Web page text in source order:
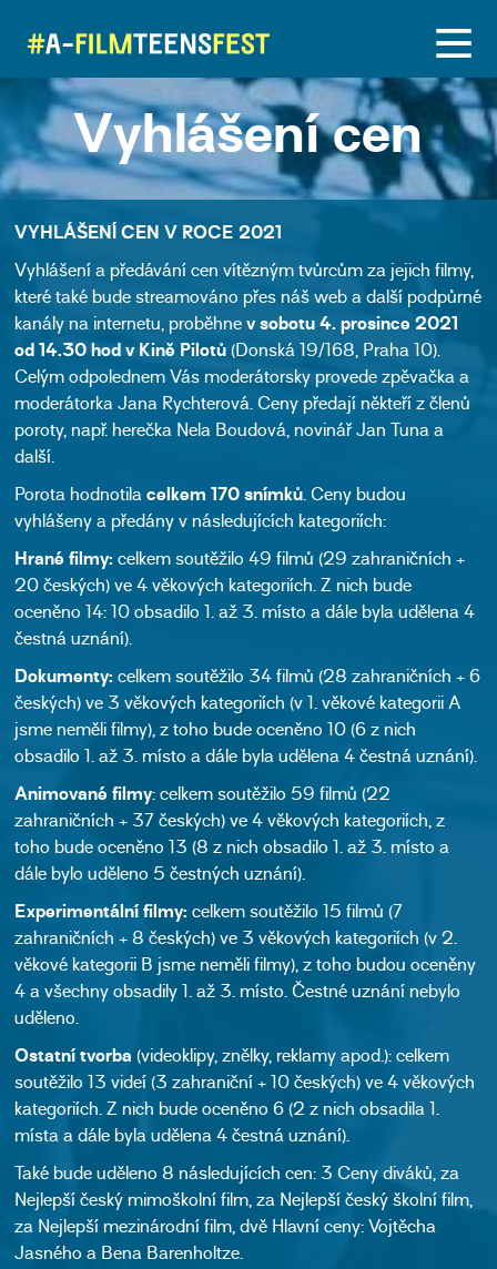
Vyhlášení cen
VYHLÁŠENÍ CEN V ROCE 2021
Vyhlášení a předávání cen vítězným tvůrcům za jejich filmy,
které také bude streamováno přes náš web a další podpůrné
kanály na internetu, proběhnev sobotu 4. prosince 2021
od 14.30 hod v Kině Pilotů(Donská 19/168, Praha 10).
Celým odpolednem Vás moderátorsky provede zpěvačka a
moderátorka Jana Rychterová. Ceny předají někteří z členů
poroty, např. herečka Nela Boudová, novinář Jan Tuna a
další.
Porota hodnotilacelkem 170 snímků. Ceny budou
vyhlášeny a předány v následujících kategoriích:
Hrané filmy: celkem soutěžilo 49 filmů (29 zahraničních +
20 českých) ve 4 věkových kategoriích. Z nich bude
oceněno 14: 10 obsadilo 1. až 3. místo a dále byla udělena 4
čestná uznání).
Dokumenty: celkem soutěžilo 34 filmů (28 zahraničních + 6
českých) ve 3 věkových kategoriích (v 1. věkové kategorii A
jsme neměli filmy), z toho bude oceněno 10 (6 z nich
obsadilo 1. až 3. místo a dále byla udělena 4 čestná uznání).
Animované filmy: celkem soutěžilo 59 filmů (22
zahraničních + 37 českých) ve 4 věkových kategoriích, z
toho bude oceněno 13 (8 z nich obsadilo 1. až 3. místo a
dále bylo uděleno 5 čestných uznání).
Experimentální filmy:celkem soutěžilo 15 filmů (7
zahraničních + 8 českých) ve 3 věkových kategoriích (v 2.
věkové kategorii B jsme neměli filmy), z toho budou oceněny
4 a všechny obsadily 1. až 3. místo. Čestné uznání nebylo
uděleno.
Ostatní tvorba (videoklipy, znělky, reklamy apod.): celkem
soutěžilo 13 videí (3 zahraniční + 10 českých) ve 4 věkových
kategoriích. Z nich bude oceněno 6 (2 z nich obsadila 1.
místa a dále byla udělena 4 čestná uznání).
Také bude uděleno 8 následujících cen: 3 Ceny diváků, za
Nejlepší český mimoškolní film, za Nejlepší český školní film,
za Nejlepší mezinárodní film, dvě Hlavní ceny: Vojtěcha
Jasného a Bena Barenholtze.